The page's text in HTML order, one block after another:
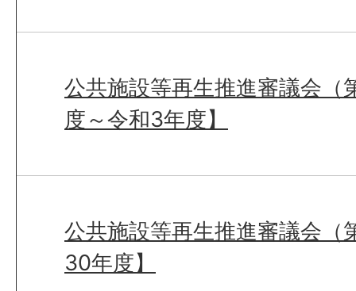
公共施設等再生推進審議会（
度～令和3年度】
公共施設等再生推進審議会（
30年度】